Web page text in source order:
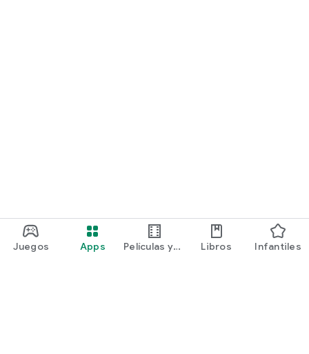
Juegos Apps
Películas y
Libros Infantiles